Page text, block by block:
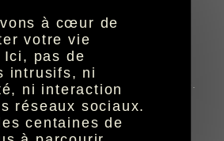
équipé du système Twavox
et l'amplification sonore.
Twavox
à cœur de
votre vie
Ici, pas de
intrusifs, ni
ni interaction
réseaux sociaux.
centaines de